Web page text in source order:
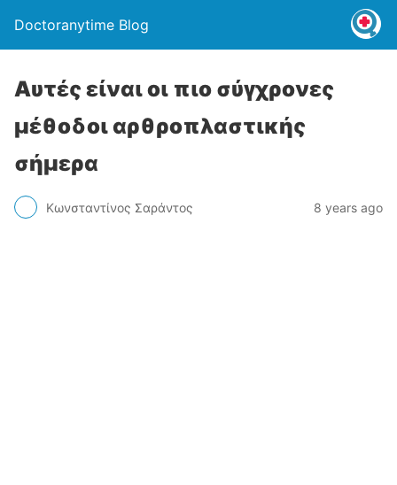
Doctoranytime Blog
Αυτές είναι οι πιο σύγχρονες
μέθοδοι αρθροπλαστικής
σήμερα
Κωνσταντίνος Σαράντος 8 years ago